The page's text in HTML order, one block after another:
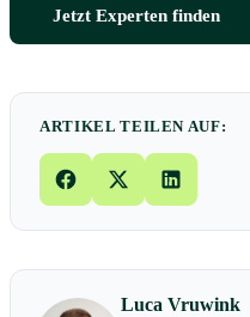
Jetzt Experten finden
ARTIKEL TEILEN AUF:
Luca Vruwink